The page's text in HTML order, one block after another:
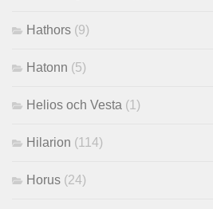
Hathors (9)
Hatonn (5)
Helios och Vesta (1)
Hilarion (114)
Horus (24)